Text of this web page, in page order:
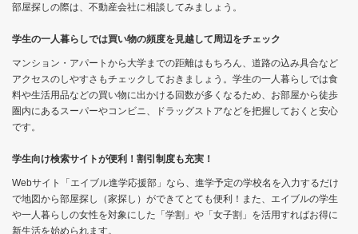
部屋探しの際は、不動産会社に相談してみましょう。
学生の一人暮らしでは買い物の頻度を見越して周辺をチェック
マンション・アパートから大学までの距離はもちろん、道路の込み具合など
アクセスのしやすさもチェックしておきましょう。学生の一人暮らしでは食
料や生活用品などの買い物に出かける回数が多くなるため、お部屋から徒歩
圏内にあるスーパーやコンビニ、ドラッグストアなどを把握しておくと安心
です。
学生向け検索サイトが便利！割引制度も充実！
Webサイト「エイブル進学応援部」なら、進学予定の学校名を入力するだけ
で地図から部屋探し（家探し）ができてとても便利！また、エイブルの学生
や一人暮らしの女性を対象にした「学割」や「女子割」を活用すればお得に
新生活を始められます。